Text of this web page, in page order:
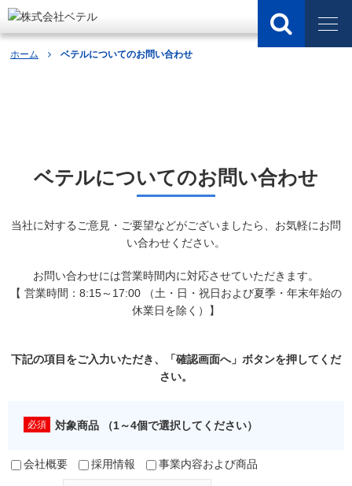
ホーム ベテルについてのお問い合わせ
ベテルについてのお問い合わせ
当社に対するご意見・ご要望などがございましたら、お気軽にお問
い合わせください。
お問い合わせには営業時間内に対応させていただきます。
【 営業時間：8:15～17:00 （土・日・祝日および夏季・年末年始の
休業日を除く）】
下記の項目をご入力いただき、「確認画面へ」ボタンを押してくだ
さい。
対象商品 （1～4個で選択してください）
会社概要 採用情報 事業内容および商品